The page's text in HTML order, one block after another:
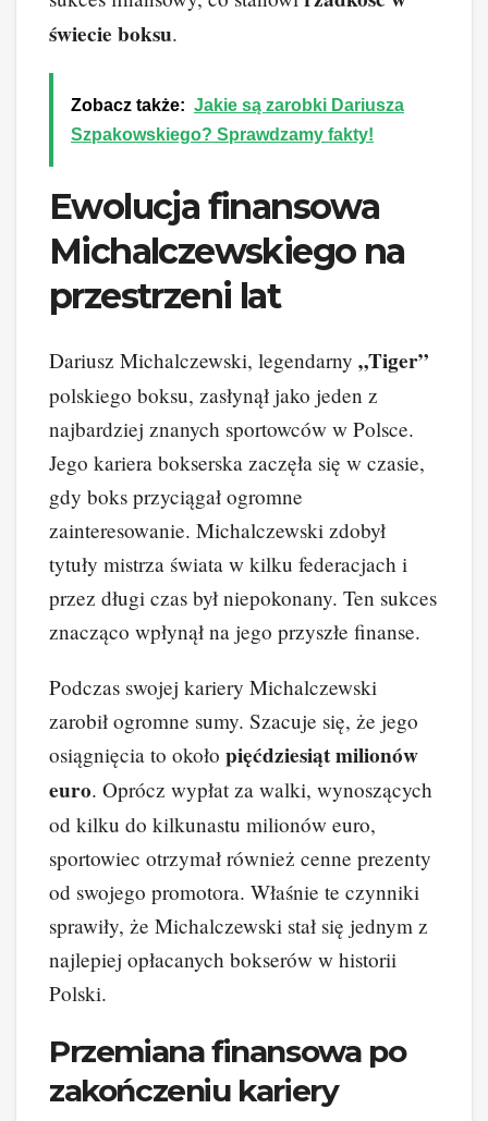
świecie boksu.
Zobacz także: Jakie są zarobki Dariusza
Szpakowskiego? Sprawdzamy fakty!
Ewolucja finansowa
Michalczewskiego na
przestrzeni lat
Dariusz Michalczewski, legendarny „Tiger”
polskiego boksu, zasłynął jako jeden z
najbardziej znanych sportowców w Polsce.
Jego kariera bokserska zaczęła się w czasie,
gdy boks przyciągał ogromne
zainteresowanie. Michalczewski zdobył
tytuły mistrza świata w kilku federacjach i
przez długi czas był niepokonany. Ten sukces
znacząco wpłynął na jego przyszłe finanse.
Podczas swojej kariery Michalczewski
zarobił ogromne sumy. Szacuje się, że jego
osiągnięcia to około pięćdziesiąt milionów
euro. Oprócz wypłat za walki, wynoszących
od kilku do kilkunastu milionów euro,
sportowiec otrzymał również cenne prezenty
od swojego promotora. Właśnie te czynniki
sprawiły, że Michalczewski stał się jednym z
najlepiej opłacanych bokserów w historii
Polski.
Przemiana finansowa po
zakończeniu kariery